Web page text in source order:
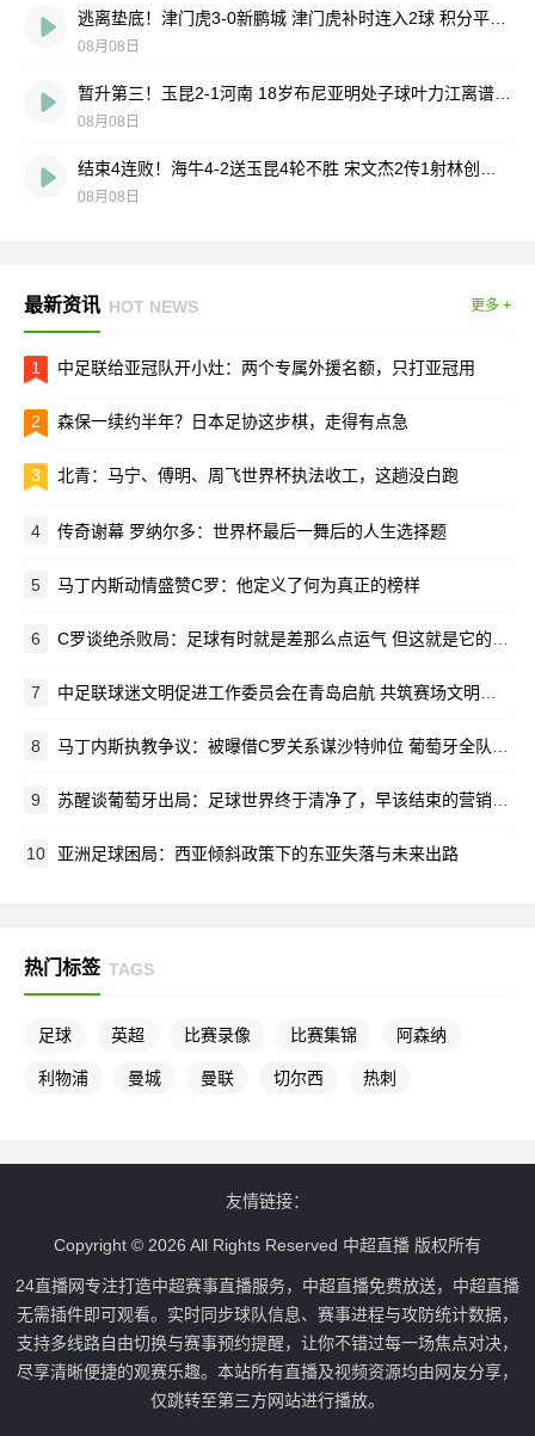
08月08日
08月08日
08月08日
最新资讯 HOT NEWS 更多 +
1 中足联给亚冠队开小灶：两个专属外援名额，只打亚冠用
2 森保一续约半年？日本足协这步棋，走得有点急
3 北青：马宁、傅明、周飞世界杯执法收工，这趟没白跑
4 传奇谢幕 罗纳尔多：世界杯最后一舞后的人生选择题
5 马丁内斯动情盛赞C罗：他定义了何为真正的榜样
6 C罗谈绝杀败局：足球有时就是差那么点运气 但这就是它的魅力所在
7 中足联球迷文明促进工作委员会在青岛启航 共筑赛场文明新生态
8 马丁内斯执教争议：被曝借C罗关系谋沙特帅位 葡萄牙全队离心离德
9 苏醒谈葡萄牙出局：足球世界终于清净了，早该结束的营销闹剧
10 亚洲足球困局：西亚倾斜政策下的东亚失落与未来出路
热门标签 TAGS
足球 英超 比赛录像 比赛集锦 阿森纳
利物浦 曼城 曼联 切尔西 热刺
友情链接：
Copyright © 2026 All Rights Reserved 中超直播 版权所有
24直播网专注打造中超赛事直播服务，中超直播免费放送，中超直播
无需插件即可观看。实时同步球队信息、赛事进程与攻防统计数据，
支持多线路自由切换与赛事预约提醒，让你不错过每一场焦点对决，
尽享清晰便捷的观赛乐趣。本站所有直播及视频资源均由网友分享，
仅跳转至第三方网站进行播放。